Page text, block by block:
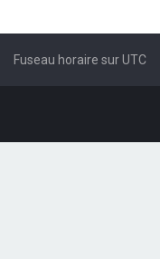
Fuseau horaire surUTC